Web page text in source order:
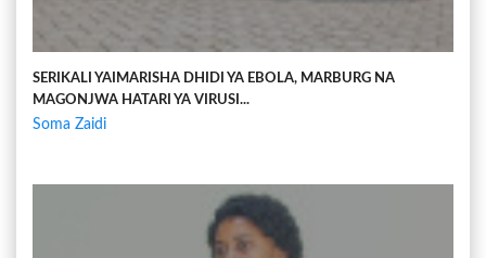
SERIKALI YAIMARISHA DHIDI YA EBOLA, MARBURG NA
MAGONJWA HATARI YA VIRUSI...
Soma Zaidi